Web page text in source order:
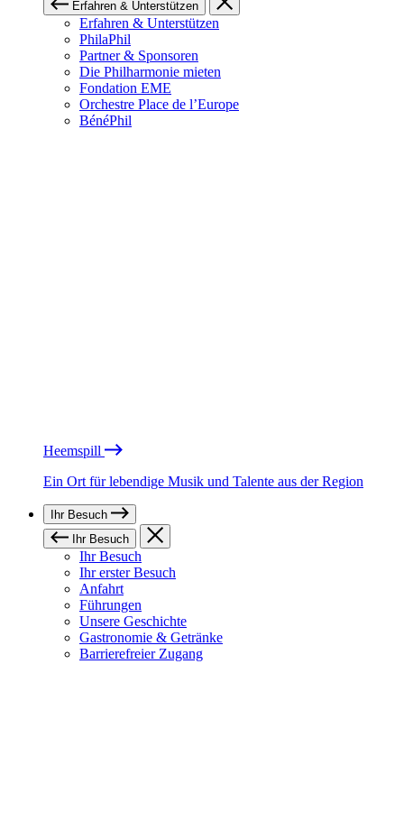
Erfahren & Unterstützen
Erfahren & Unterstützen
PhilaPhil
Partner & Sponsoren
Die Philharmonie mieten
Fondation EME
Orchestre Place de l’Europe
BénéPhil
Heemspill
Ein Ort für lebendige Musik und Talente aus der Region
Ihr Besuch
Ihr Besuch
Ihr Besuch
Ihr erster Besuch
Anfahrt
Führungen
Unsere Geschichte
Gastronomie & Getränke
Barrierefreier Zugang